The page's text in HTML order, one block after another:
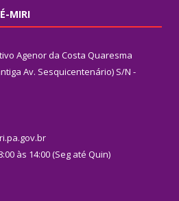
MIRI
Agenor da Costa Quaresma
Av. Sesquicentenário) S/N -
às 14:00 (Seg até Quin)